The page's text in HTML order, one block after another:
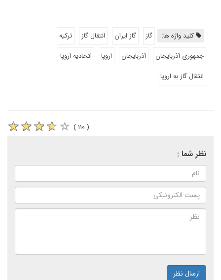
کلید واژه ها: گاز گاز ایران انتقال گاز
ترکیه
جمهوری آذربایجان
آذربایجان اروپا
اتحادیه اروپا
انتقال گاز به اروپا
( ۱۱۰ )
نظر شما :
ارسال نظر